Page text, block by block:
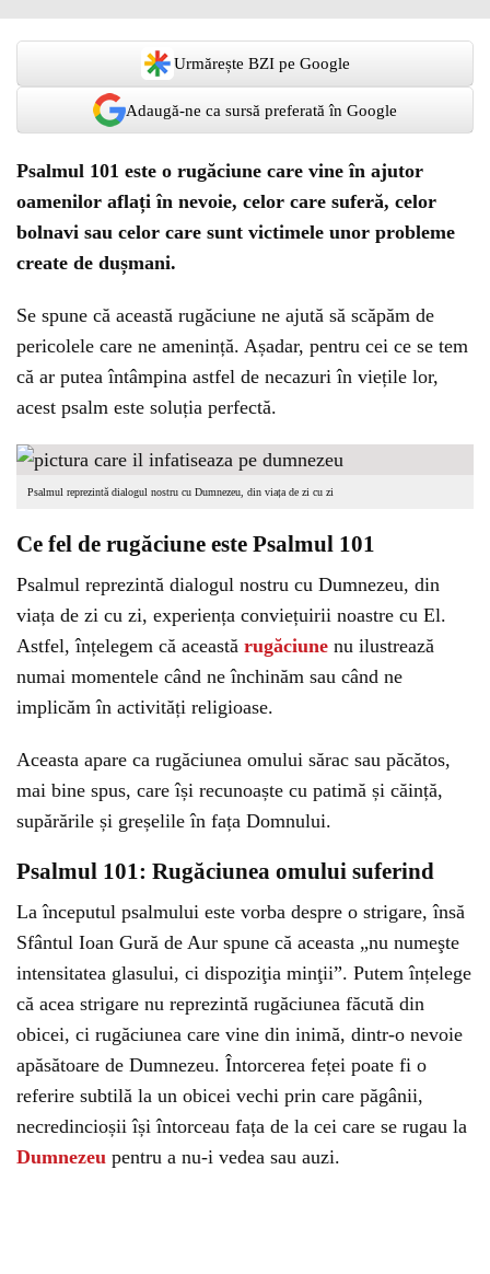
Urmărește BZI pe Google
Adaugă-ne ca sursă preferată în Google
Psalmul 101 este o rugăciune care vine în ajutor
oamenilor aflați în nevoie, celor care suferă, celor
bolnavi sau celor care sunt victimele unor probleme
create de dușmani.
Se spune că această rugăciune ne ajută să scăpăm de
pericolele care ne amenință. Așadar, pentru cei ce se tem
că ar putea întâmpina astfel de necazuri în viețile lor,
acest psalm este soluția perfectă.
Psalmul reprezintă dialogul nostru cu Dumnezeu, din viața de zi cu zi
Ce fel de rugăciune este Psalmul 101
Psalmul reprezintă dialogul nostru cu Dumnezeu, din
viața de zi cu zi, experiența conviețuirii noastre cu El.
Astfel, înțelegem că această rugăciune nu ilustrează
numai momentele când ne închinăm sau când ne
implicăm în activități religioase.
Aceasta apare ca rugăciunea omului sărac sau păcătos,
mai bine spus, care își recunoaște cu patimă și căință,
supărările și greșelile în fața Domnului.
Psalmul 101: Rugăciunea omului suferind
La începutul psalmului este vorba despre o strigare, însă
Sfântul Ioan Gură de Aur spune că aceasta „nu numeşte
intensitatea glasului, ci dispoziţia minţii”. Putem înțelege
că acea strigare nu reprezintă rugăciunea făcută din
obicei, ci rugăciunea care vine din inimă, dintr-o nevoie
apăsătoare de Dumnezeu. Întorcerea feței poate fi o
referire subtilă la un obicei vechi prin care păgânii,
necredincioșii își întorceau fața de la cei care se rugau la
Dumnezeu pentru a nu-i vedea sau auzi.